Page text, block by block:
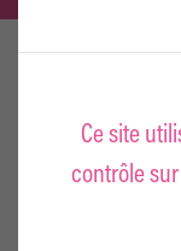
Ce site
contrôle